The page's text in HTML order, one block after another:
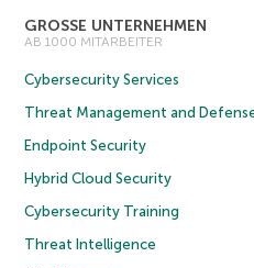
GROSSE UNTERNEHMEN
AB 1000 MITARBEITER
Cybersecurity Services
Threat Management and
Endpoint Security
Hybrid Cloud Security
Cybersecurity Training
Threat Intelligence